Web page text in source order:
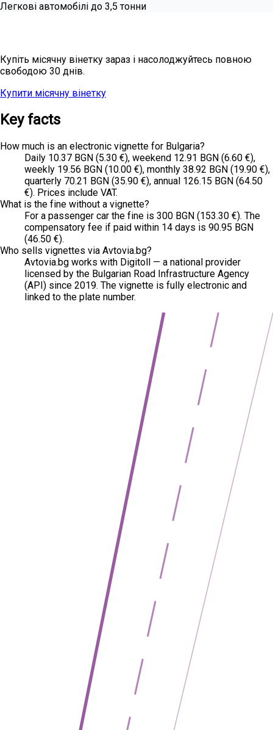
Легкові автомобілі до 3,5 тонни
Купіть місячну вінетку зараз і насолоджуйтесь повною
свободою 30 днів.
Купити місячну вінетку
Key facts
How much is an electronic vignette for Bulgaria?
Daily 10.37 BGN (5.30 €), weekend 12.91 BGN (6.60 €),
weekly 19.56 BGN (10.00 €), monthly 38.92 BGN (19.90 €),
quarterly 70.21 BGN (35.90 €), annual 126.15 BGN (64.50
€). Prices include VAT.
What is the fine without a vignette?
For a passenger car the fine is 300 BGN (153.30 €). The
compensatory fee if paid within 14 days is 90.95 BGN
(46.50 €).
Who sells vignettes via Avtovia.bg?
Avtovia.bg works with Digitoll — a national provider
licensed by the Bulgarian Road Infrastructure Agency
(API) since 2019. The vignette is fully electronic and
linked to the plate number.